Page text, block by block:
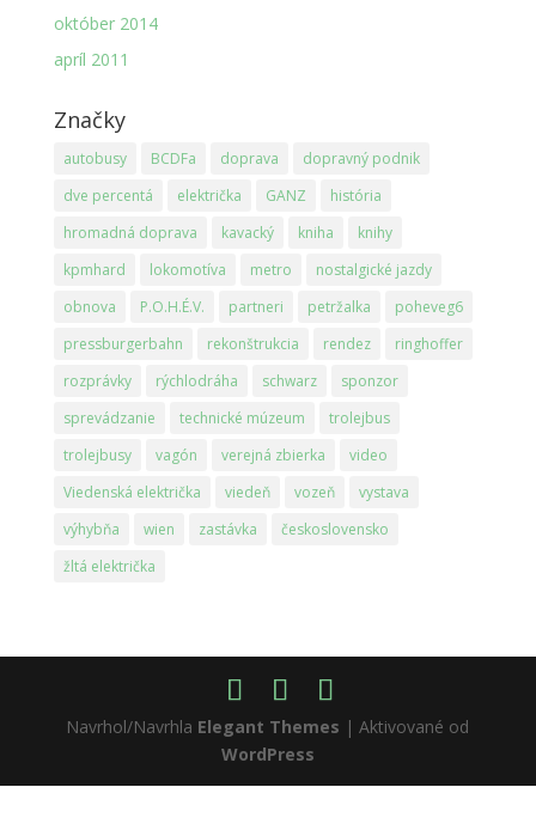
október 2014
apríl 2011
Značky
autobusy BCDFa doprava
dopravný podnik
dve percentá
električka GANZ
história
hromadná doprava
kavacký kniha
knihy
kpmhard
lokomotíva metro
nostalgické jazdy
obnova
P.O.H.É.V. partneri petržalka
poheveg6
pressburgerbahn
rekonštrukcia rendez
ringhoffer
rozprávky
rýchlodráha schwarz
sponzor
sprevádzanie
technické múzeum
trolejbus
trolejbusy
vagón verejná zbierka
video
Viedenská električka
viedeň vozeň
vystava
výhybňa
wien zastávka
československo
žltá električka
Navrhol/Navrhla Elegant Themes | Aktivované od
WordPress